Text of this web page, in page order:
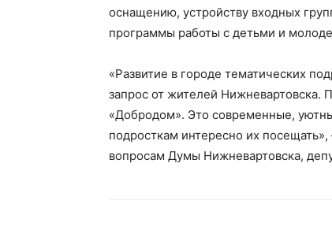
оснащению, устройству входных
программы работы с детьми и
«Развитие в городе тематических
запрос от жителей Нижневартовска.
«Добродом». Это современные,
подросткам интересно их
вопросам Думы Нижневартовска,